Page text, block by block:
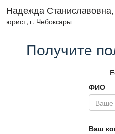
Надежда Станиславовна,
юрист, г. Чебоксары
Получите
ФИО
аш